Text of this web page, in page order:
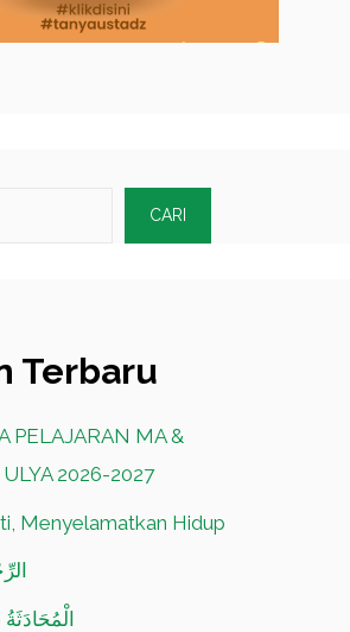
CARI
Terbaru
PELAJARAN MA &
2026-2027
Menyelamatkan Hidup